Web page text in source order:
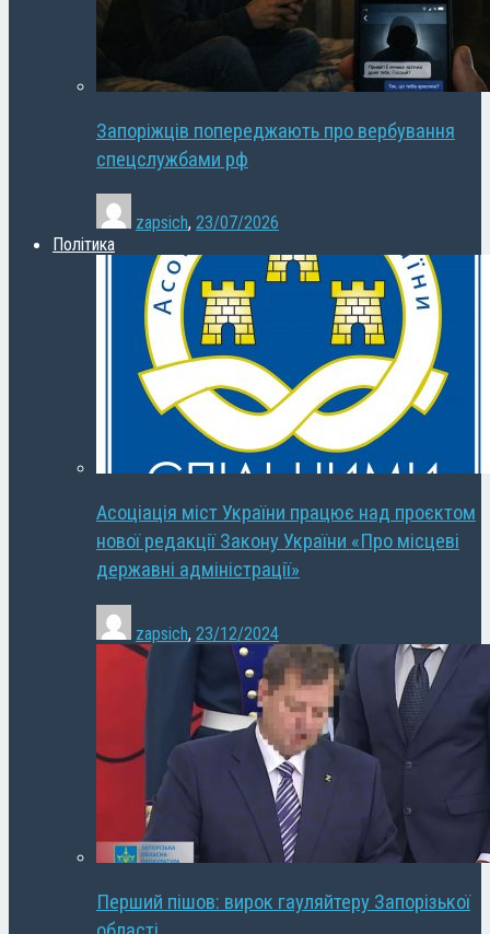
Запоріжців попереджають про вербування
спецслужбами рф
zapsich, 23/07/2026
Політика
Асоціація міст України працює над проєктом
нової редакції Закону України «Про місцеві
державні адміністрації»
zapsich, 23/12/2024
Перший пішов: вирок гауляйтеру Запорізької